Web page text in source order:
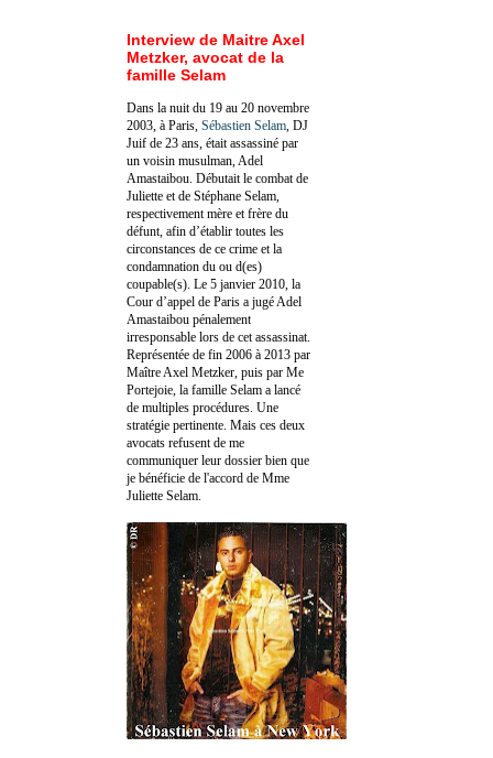
Interview de Maitre Axel
Metzker, avocat de la
famille Selam
Dans la nuit du 19 au 20 novembre
2003, à Paris, Sébastien Selam , DJ
Juif de 23 ans, était assassiné par
un voisin musulman, Adel
Amastaibou. Débutait le combat de
Juliette et de Stéphane Selam,
respectivement mère et frère du
défunt, afin d’établir toutes les
circonstances de ce crime et la
condamnation du ou d(es)
coupable(s). Le 5 janvier 2010, la
Cour d’appel de Paris a jugé Adel
Amastaibou pénalement
irresponsable lors de cet assassinat.
Représentée de fin 2006 à 2013 par
Maître Axel Metzker, puis par Me
Portejoie, la famille Selam a lancé
de multiples procédures. Une
stratégie pertinente. Mais ces deux
avocats refusent de me
communiquer leur dossier bien que
je bénéficie de l'accord de Mme
Juliette Selam.